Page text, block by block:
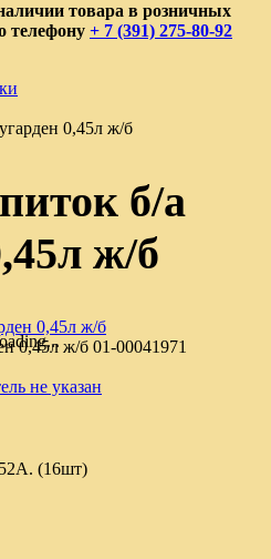
товара в розничных
телефону + 7 (391) 275-80-92
0,45л ж/б
б/а
ж/б
0,45л ж/б 01-00041971
не указан
(16шт)